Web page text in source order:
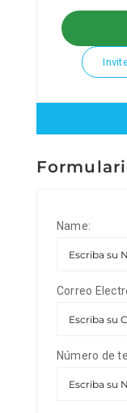
Name:
Correo
Número de